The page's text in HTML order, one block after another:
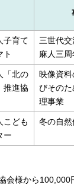
子育て
ト
三世代
麻人三周
「北の
推進協
映像資料
びその
理事業
こども
ー
冬の自
会様から100,000